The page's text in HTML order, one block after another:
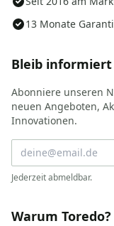
13 Monate
Bleib informiert
Abonniere unseren
neuen Angeboten,
Innovationen.
Jederzeit abmeldbar.
Warum Toredo?